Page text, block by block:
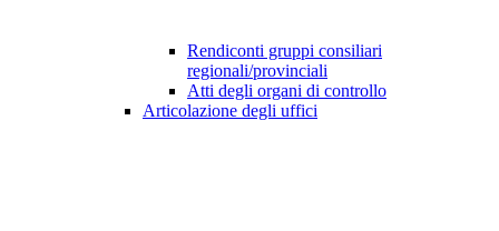
Rendiconti gruppi consiliari
regionali/provinciali
Atti degli organi di controllo
Articolazione degli uffici